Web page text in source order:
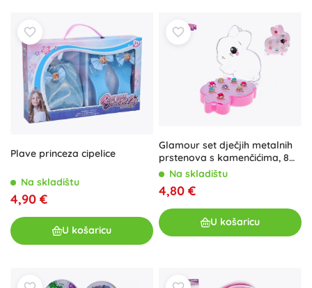
Plave princeza cipelice
Na skladištu
4,90 €
U košaricu
Glamour set dječjih metalnih
prstenova s kamenčićima, 8
komNa skladištu
4,80 €
U košaricu